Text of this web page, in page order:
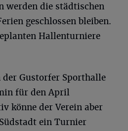
werden die städtischen
geschlossen bleiben.
Hallenturniere
Gustorfer Sporthalle
für den April
könne der Verein aber
ein Turnier